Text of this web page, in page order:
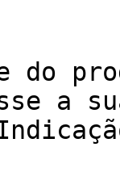
do
a